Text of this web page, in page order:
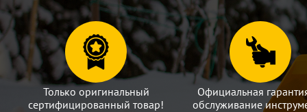
Только оригинальный
сертифицированный товар!
Официальная
обслуживание